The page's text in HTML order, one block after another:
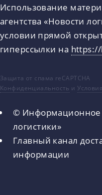
Использование
агентства «Новости
условии прямой
гиперссылки на
Защита от спама reCAPTCHA
Конфиденциальность и
© Информационное
логистики»
Главный канал
информации